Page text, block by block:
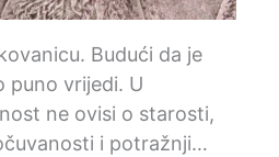
Budući da je
puno vrijedi. U
ne ovisi o starosti,
i potražnji…